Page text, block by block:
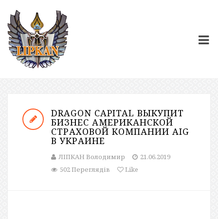
DRAGON CAPITAL ВЫКУПИТ
БИЗНЕС АМЕРИКАНСКОЙ
СТРАХОВОЙ КОМПАНИИ AIG
В УКРАИНЕ
ЛІПКАН Володимир
21.06.2019
502 Переглядів
Like